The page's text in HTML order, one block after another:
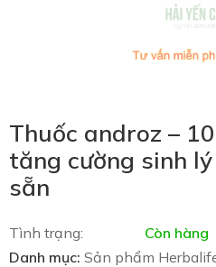
Thuốc androz –
tăng cường sinh
sẵn
Tình trạng:
Còn hàng
Danh mục: Sản phẩm